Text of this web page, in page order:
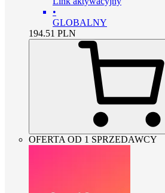
•
GLOBALNY
194.51 PLN
OFERTA OD 1 SPRZEDAWCY